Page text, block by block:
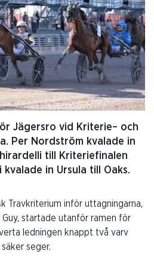
Jägersro vid Kriterie– och
Per Nordström kvalade in
till Kriteriefinalen
in Ursula till Oaks.
Travkriterium inför uttagningarna,
startade utanför ramen för
ledningen knappt två varv
seger.